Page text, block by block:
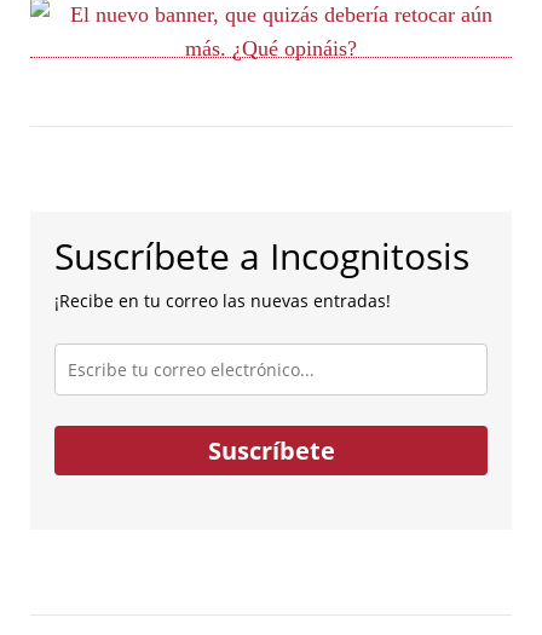
Suscríbete a Incognitosis
¡Recibe en tu correo las nuevas entradas!
Escribe
tu
correo
electrónico...
Suscríbete